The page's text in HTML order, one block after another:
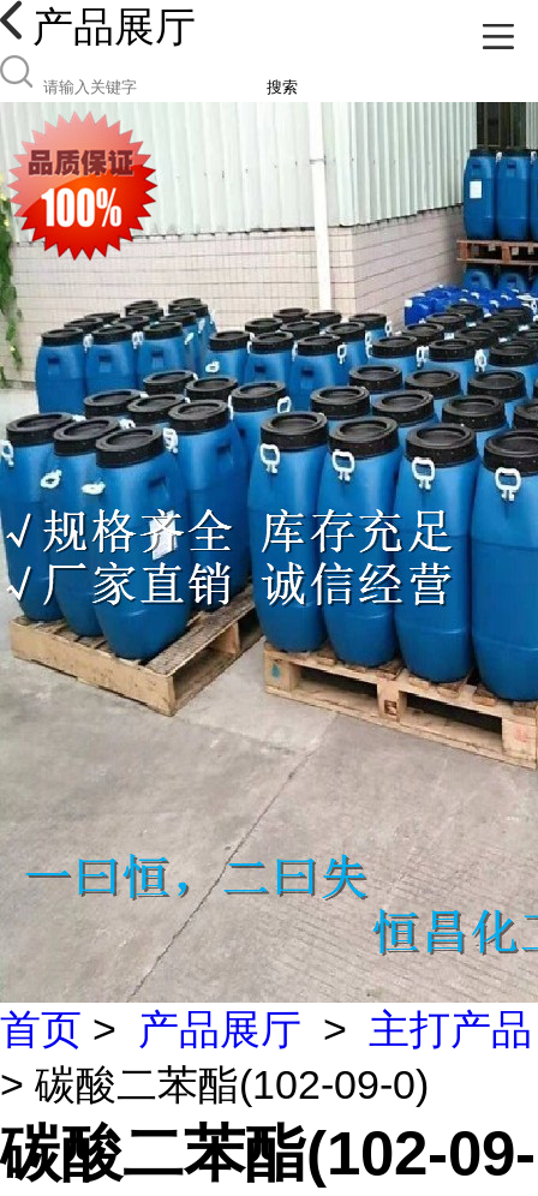
产品展厅
搜索
首页 > 产品展厅 > 主打产品
> 碳酸二苯酯(102-09-0)
碳酸二苯酯(102-09-